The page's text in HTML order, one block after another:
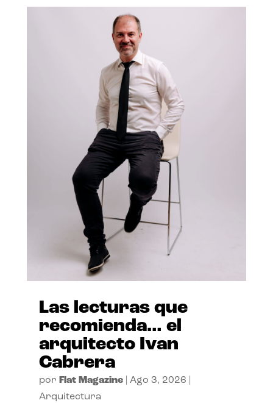
Las lecturas que
recomienda… el
arquitecto Ivan
Cabrera
por Flat Magazine| Ago 3, 2026
Arquitectura